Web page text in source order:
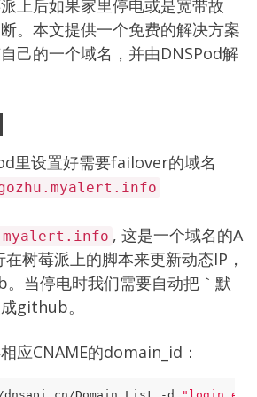
上后如果家里停电或是宽带故
。本文提供一个免费的解决方案
自己的一个域名，并由DNSPod解
里设置好需要failover的域名
, 这是一个域名的A
树莓派上的脚本来更新动态IP，
当停电时我们需要自动把｀默
github。
应CNAME的domain_id：
Domain.List -d